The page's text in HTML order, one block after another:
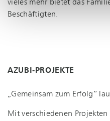
vieles mehr bietet das
Beschäftigten.
AZUBI-PROJEKTE
„Gemeinsam zum Erfolg“
Mit verschiedenen